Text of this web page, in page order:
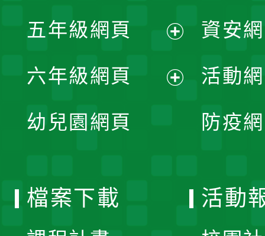
單
選
單
開
選
五年級網頁
開
六年級網頁
幼兒園網頁
資安
活動
防疫
檔案下載 活動